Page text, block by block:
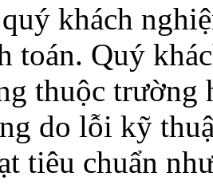
khách
toán. Quý
thuộc trường
do lỗi kỹ
tiêu chuẩn